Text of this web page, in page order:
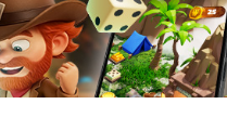
center>